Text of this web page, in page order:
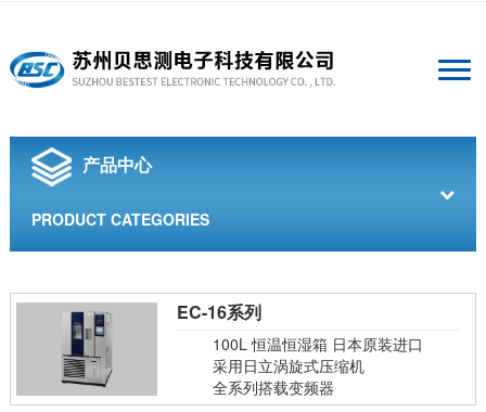
产品中心
PRODUCT CATEGORIES
EC-16系列
100L 恒温恒湿箱 日本原装进口
采用日立涡旋式压缩机
全系列搭载变频器